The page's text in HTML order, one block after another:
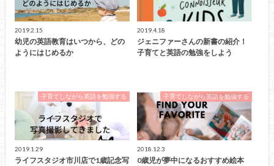
2019.2.15
幼児の英語教育はいつから、どの
ようにはじめるか
2019.4.18
ジェニファーさんの新書の紹介！
子育てと英語の勉強をしよう
子育てしながら英語を勉強する
2019.1.29
ライフスタジオ市川店で1歳記念写
子育てしながら英語を勉強する
2018.12.3
0歳児が夢中になるおすすめ絵本